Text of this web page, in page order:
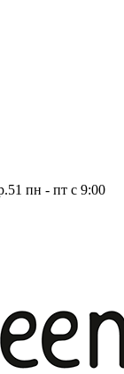
пн - пт с 9:00